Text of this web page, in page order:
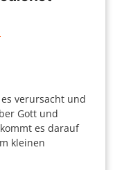
verursacht und
Gott und
es darauf
kleinen